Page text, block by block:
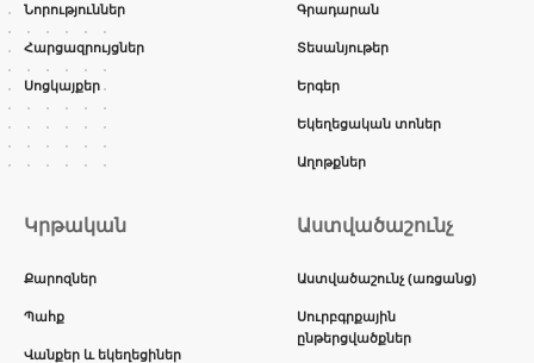
Նորություններ
Հարցազրույցներ
Սոցկայքեր
Գրադարան
Տեսանյութեր
Երգեր
Եկեղեցական տոներ
Աղոթքներ
Կրթական
Քարոզներ
Պահք
Վանքեր և եկեղեցիներ
Աստվածաշունչ
Աստվածաշունչ (առցանց)
Սուրբգրքային
ընթերցվածքներ